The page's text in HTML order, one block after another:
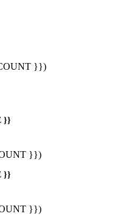
}})
}}
}})
}}
}})